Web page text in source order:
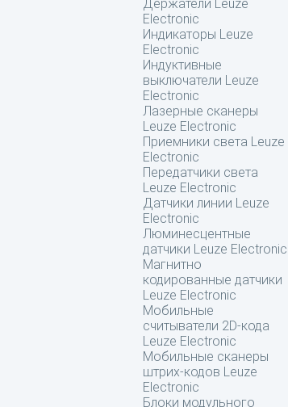
Держатели Leuze
Electronic
Индикаторы Leuze
Electronic
Индуктивные
выключатели Leuze
Electronic
Лазерные сканеры
Leuze Electronic
Приемники света Leuze
Electronic
Передатчики света
Leuze Electronic
Датчики линии Leuze
Electronic
Люминесцентные
датчики Leuze Electronic
Магнитно
кодированные датчики
Leuze Electronic
Мобильные
считыватели 2D-кода
Leuze Electronic
Мобильные сканеры
штрих-кодов Leuze
Electronic
Блоки модульного